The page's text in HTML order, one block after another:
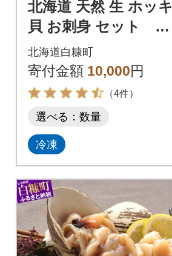
北海道 天然 生 ホッキ
貝 お刺身 セット 1
～2人前
北海道白糠町
寄付金額 10,000円
（4件）
選べる：数量
冷凍